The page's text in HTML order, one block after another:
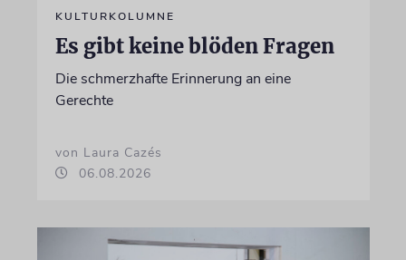
KULTURKOLUMNE
Es gibt keine blöden Fragen
Die schmerzhafte Erinnerung an eine
Gerechte
von Laura Cazés
06.08.2026